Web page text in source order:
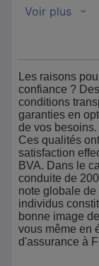
Les raisons
confiance ?
conditions
garanties en
de vos besoins.
Ces qualités
satisfaction
BVA. Dans le
conduite de
note globale
individus
bonne image
vous même en
d'assurance à